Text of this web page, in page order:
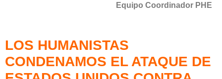
Equipo Coordinador PHE
LOS HUMANISTAS
CONDENAMOS EL ATAQUE DE